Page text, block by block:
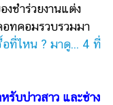
งชำร่วยงานแต่ง
ทคอมรวบรวมมา
อที่ไหน ? มาดู... 4 ที่
รับบ่าวสาว และช่าง